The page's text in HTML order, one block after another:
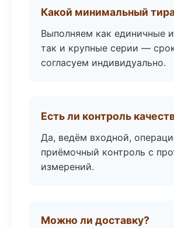
Какой минимальный
Выполняем как единичные
так и крупные серии —
согласуем индивидуально.
Есть ли контроль
Да, ведём входной,
приёмочный контроль с
измерений.
Можно ли доставку?